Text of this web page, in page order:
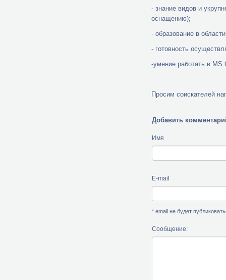
- знание видов и
оснащению);
- образование в
- готовность
-умение работать в
Просим соискателей
Добавить
Имя
E-mail
* email не будет
Сообщение: